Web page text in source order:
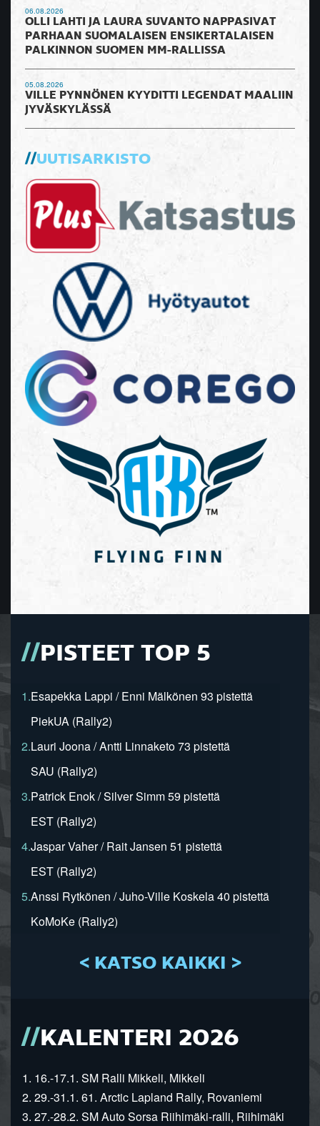
06.08.2026
OLLI LAHTI JA LAURA SUVANTO NAPPASIVAT
PARHAAN SUOMALAISEN ENSIKERTALAISEN
PALKINNON SUOMEN MM-RALLISSA
05.08.2026
VILLE PYNNÖNEN KYYDITTI LEGENDAT MAALIIN
JYVÄSKYLÄSSÄ
UUTISARKISTO
PISTEET TOP 5
1.Esapekka Lappi / Enni Mälkönen 93 pistettä
PiekUA (Rally2)
2.Lauri Joona / Antti Linnaketo 73 pistettä
SAU (Rally2)
3.Patrick Enok / Silver Simm 59 pistettä
EST (Rally2)
4.Jaspar Vaher / Rait Jansen 51 pistettä
EST (Rally2)
5.Anssi Rytkönen / Juho-Ville Koskela 40 pistettä
KoMoKe (Rally2)
< KATSO KAIKKI >
KALENTERI 2026
1. 16.-17.1. SM Ralli Mikkeli, Mikkeli
2. 29.-31.1. 61. Arctic Lapland Rally, Rovaniemi
3. 27.-28.2. SM Auto Sorsa Riihimäki-ralli, Riihimäki